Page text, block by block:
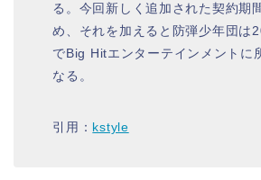
る。今回新しく追加された契約期
め、それを加えると防弾少年団は
でBig Hitエンターテインメントに
なる。
引用： kstyle